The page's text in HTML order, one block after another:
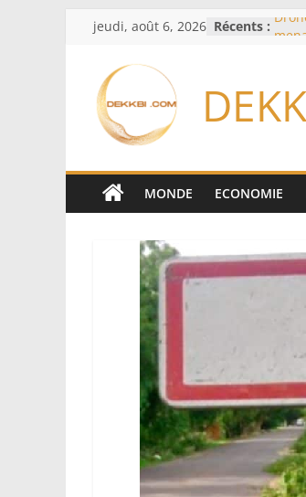
Passer
contenu
jeudi, août 6, 2026 Récents :
MONDE ECONOMIE